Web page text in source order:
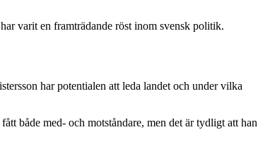
varit en framträdande röst inom svensk politik.
har potentialen att leda landet och under vilka
både med- och motståndare, men det är tydligt att han